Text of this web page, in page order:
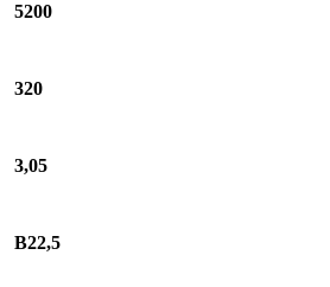
5200
320
3,05
В22,5